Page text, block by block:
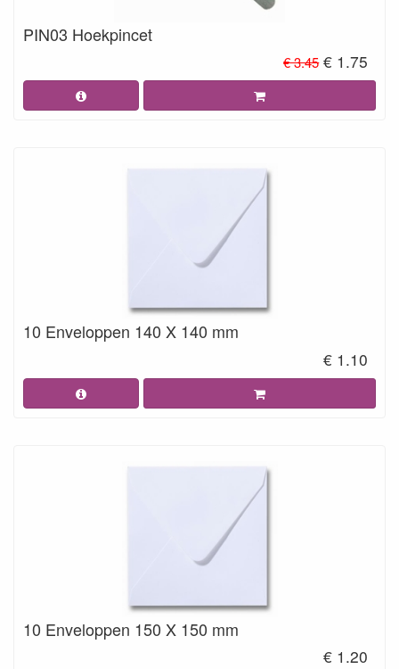
PIN03 Hoekpincet
€ 3.45 € 1.75
10 Enveloppen 140 X 140 mm
€ 1.10
10 Enveloppen 150 X 150 mm
€ 1.20